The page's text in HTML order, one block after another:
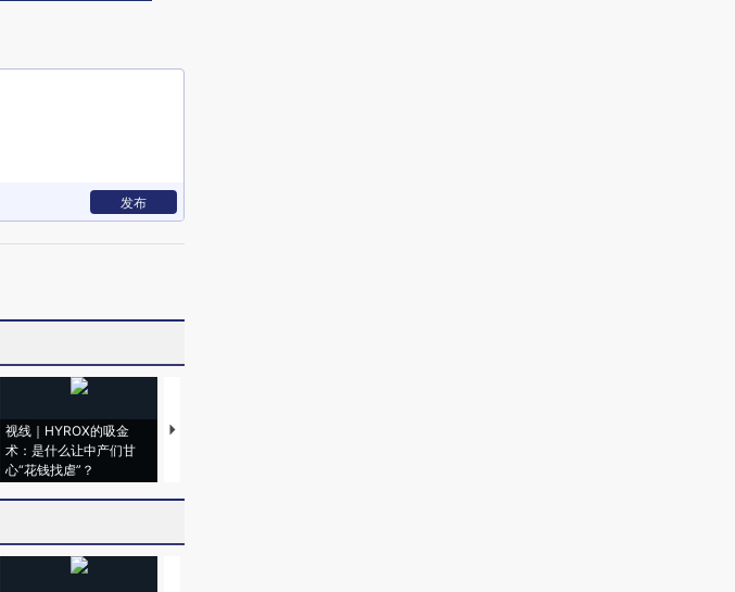
发布
视线｜HYROX的吸金
术：是什么让中产们甘
心“花钱找虐”？
马航飞行员跨国走私7万